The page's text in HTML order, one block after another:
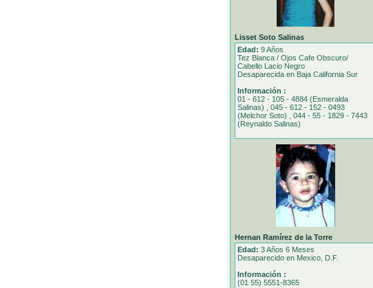
Lisset Soto Salinas
Edad: 9 Años
Tez Blanca / Ojos Cafe Obscuro/
Cabello Lacio Negro
Desaparecida en Baja California Sur
Información :
01 - 612 - 105 - 4884 (Esmeralda
Salinas) , 045 - 612 - 152 - 0493
(Melchor Soto) , 044 - 55 - 1829 - 7443
(Reynaldo Salinas)
Hernan Ramírez de la Torre
Edad: 3 Años 6 Meses
Desaparecido en Mexico, D.F.
Información :
(01 55) 5551-8365